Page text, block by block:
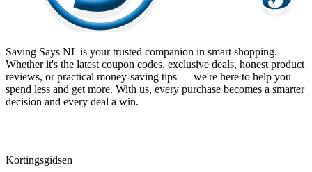
Saving Says NL is your trusted companion in smart shopping.
Whether it's the latest coupon codes, exclusive deals, honest product
reviews, or practical money-saving tips — we're here to help you
spend less and get more. With us, every purchase becomes a smarter
decision and every deal a win.
Kortingsgidsen